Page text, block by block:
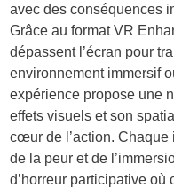
avec des conséquences
Grâce au format VR
dépassent l’écran pour
environnement immersif
expérience propose une
effets visuels et son
cœur de l’action. Chaque
de la peur et de
d’horreur participative où